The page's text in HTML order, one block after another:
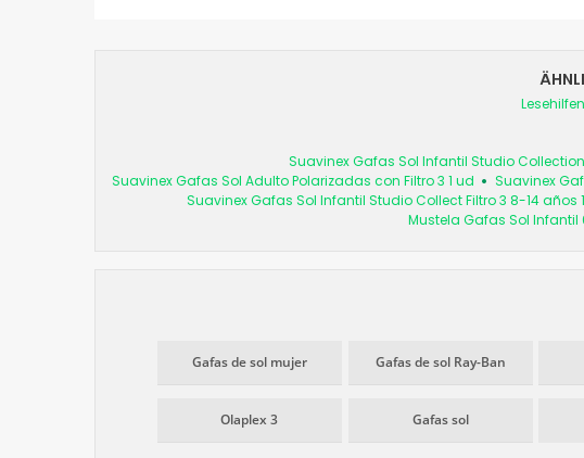
Lesehilfen
Suavinex Gafas Sol Infantil Studio Collection
Suavinex Gafas Sol Adulto Polarizadas con Filtro 3 1 ud
Suavinex
Suavinex Gafas Sol Infantil Studio Collect Filtro 3 8-14 años
Mustela Gafas Sol Infantil
Gafas de sol mujer Gafas de sol Ray-Ban
Olaplex 3 Gafas sol